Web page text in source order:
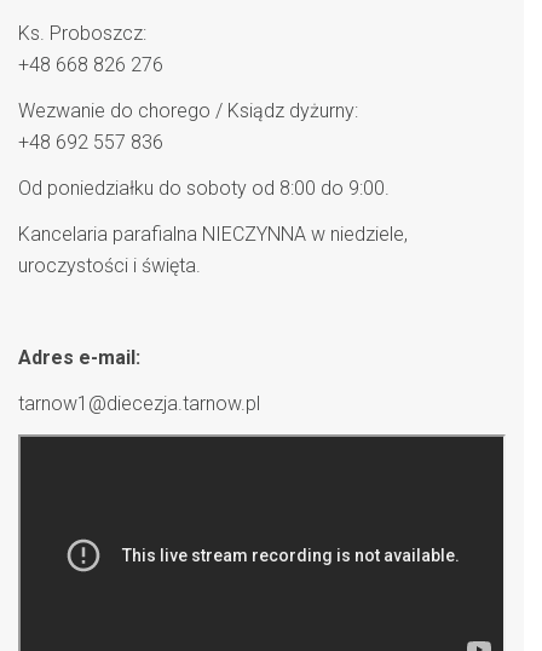
Ks. Proboszcz:
+48 668 826 276
Wezwanie do chorego / Ksiądz dyżurny:
+48 692 557 836
Od poniedziałku do soboty od 8:00 do 9:00.
Kancelaria parafialna NIECZYNNA w niedziele,
uroczystości i święta.
Adres e-mail:
tarnow1@diecezja.tarnow.pl